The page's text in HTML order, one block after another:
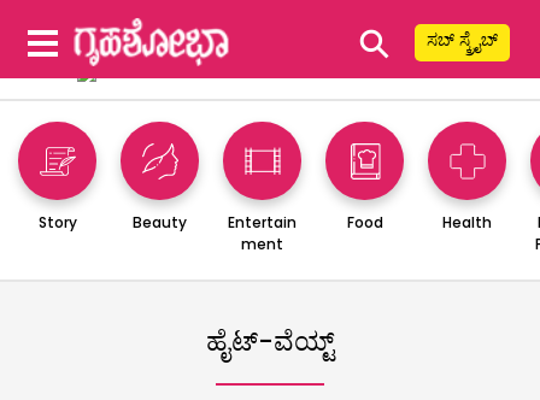
⚲ ಸಬ್ ಸ್ಕ್ರೈಬ್
Story Beauty
Entertain
ment
Food Health
ಹೈಟ್-ವೆಯ್ಟ್